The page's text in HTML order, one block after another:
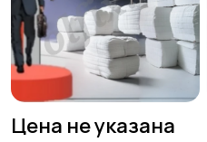
Цена не указана